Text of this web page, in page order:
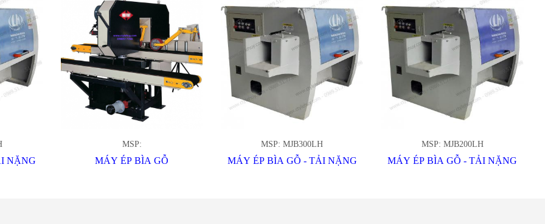
NẶNG
MSP:
MÁY ÉP BÌA GỖ
MSP: MJB300LH
MÁY ÉP BÌA GỖ - TẢI NẶNG
MSP: MJB200LH
MÁY ÉP BÌA GỖ - TẢI NẶNG